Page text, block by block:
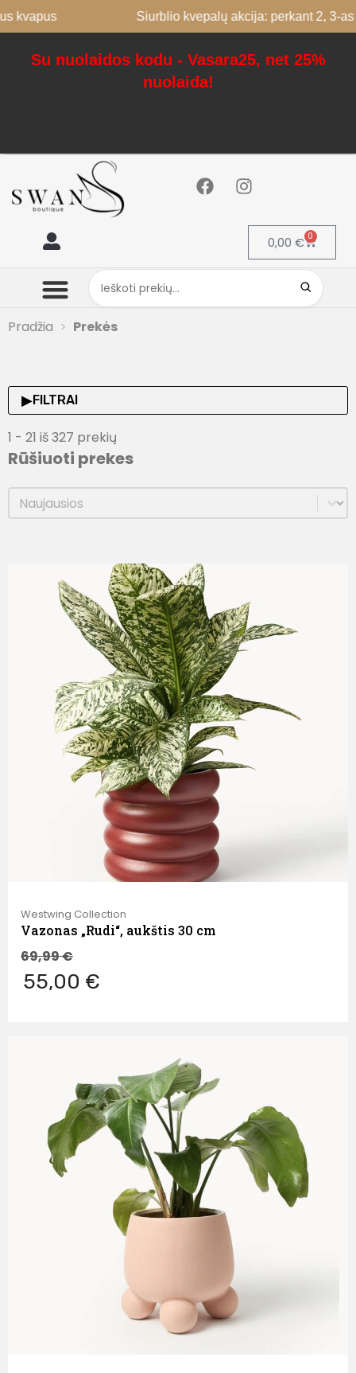
Siurblio kvepalų akcija: perkant 2, 3-as
Su nuolaidos kodu - Vasara25, net 25%
nuolaida!
0,00 € 0
Pradžia Prekės
▶FILTRAI
1 - 21 iš 327 prekių
Rūšiuoti prekes
Rūšiuoti prekes
Rūšiuoti prekes
Westwing Collection
Vazonas „Rudi“, aukštis 30 cm
69,99€
55,00 €